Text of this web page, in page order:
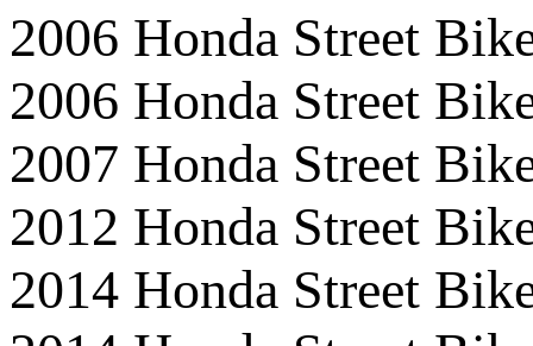
2006 Honda Street
2006 Honda Street
2007 Honda Street
2012 Honda Street
2014 Honda Street